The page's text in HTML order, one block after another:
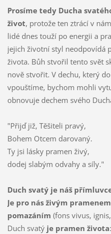
Prosíme tedy Ducha
život, protože ten ztrácí v
lidé dnes touží po energii a
jejich životní styl neodpovídá
života. Bůh stvořil tento svět
nově stvořit. V dechu, který
vpouštíme, bychom mohli
obnovuje dechem svého
"Přijď již, Těšiteli pravý,
Bohem Otcem darovaný.
Ty jsi lásky pramen živý,
dodej slabým odvahy a síly."
Duch svatý je náš
Je pro nás živým
pomazáním (fons vivus,
Duch svatý je pramen života